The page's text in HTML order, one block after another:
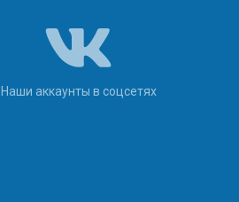
Наши аккаунты в соцсетях